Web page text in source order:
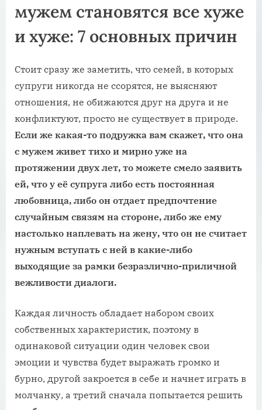
мужем становятся все хуже
и хуже: 7 основных причин
Стоит сразу же заметить, что семей, в которых
супруги никогда не ссорятся, не выясняют
отношения, не обижаются друг на друга и не
конфликтуют, просто не существует в природе.
Если же какая-то подружка вам скажет, что она
с мужем живет тихо и мирно уже на
протяжении двух лет, то можете смело заявить
ей, что у её супруга либо есть постоянная
любовница, либо он отдает предпочтение
случайным связям на стороне, либо же ему
настолько наплевать на жену, что он не считает
нужным вступать с ней в какие-либо
выходящие за рамки безразлично-приличной
вежливости диалоги.
Каждая личность обладает набором своих
собственных характеристик, поэтому в
одинаковой ситуации один человек свои
эмоции и чувства будет выражать громко и
бурно, другой закроется в себе и начнет играть в
молчанку, а третий сначала попытается решить